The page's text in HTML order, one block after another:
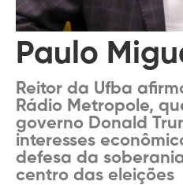
Paulo
Reitor da Ufba
Rádio Metropole,
governo Donald
interesses
defesa da
centro das eleições